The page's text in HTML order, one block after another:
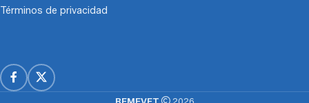
Términos de privacidad
REMEVET 2026